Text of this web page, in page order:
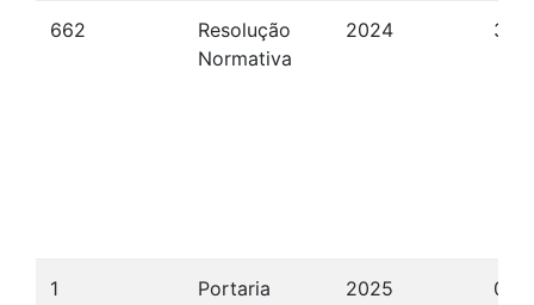
662
Resolução
Normativa
2024 30/
1 Portaria 2025 09/